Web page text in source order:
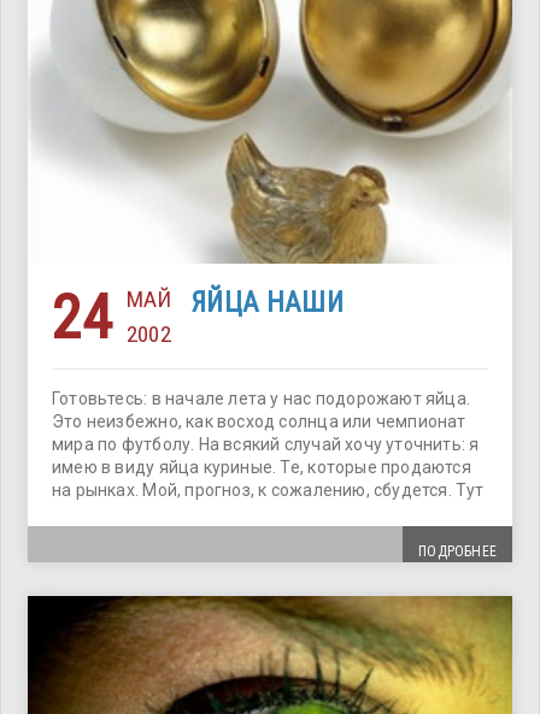
24 МАЙ
2002
ЯЙЦА НАШИ
Готовьтесь: в начале лета у нас подорожают яйца.
Это неизбежно, как восход солнца или чемпионат
мира по футболу. На всякий случай хочу уточнить: я
имею в виду яйца куриные. Те, которые продаются
на рынках. Мой, прогноз, к сожалению, сбудется. Тут
ПОДРОБНЕЕ